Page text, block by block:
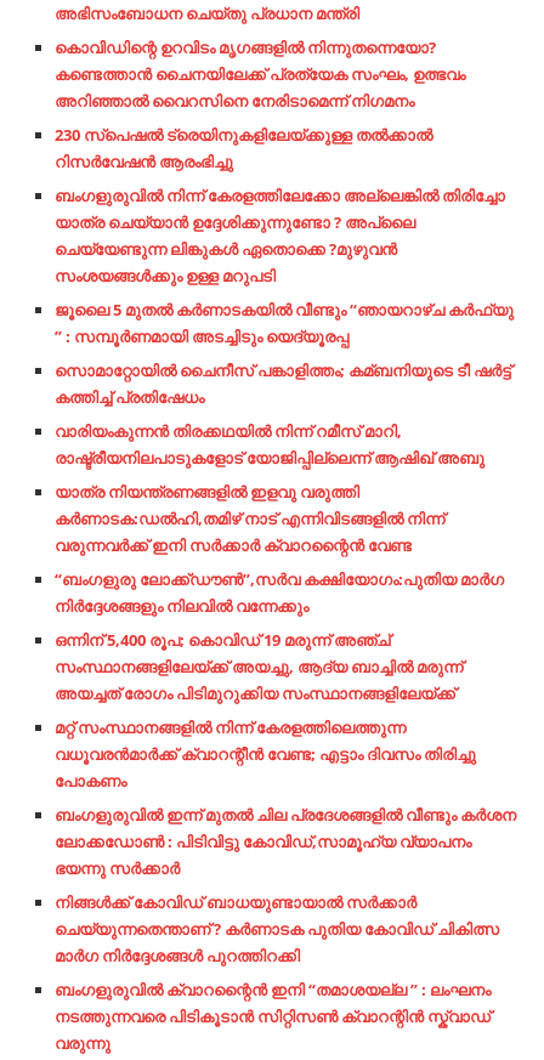
അഭിസംബോധന ചെയ്തു പ്രധാന മന്ത്രി
കൊവിഡിന്റെ ഉറവിടം മൃഗങ്ങളില്‍ നിന്നുതന്നെയോ?​
കണ്ടെത്താന്‍ ചൈനയിലേക്ക് പ്രത്യേക സംഘം,​ ഉത്ഭവം
അറിഞ്ഞാല്‍ വൈറസിനെ നേരിടാമെന്ന് നിഗമനം
230 സ്‌പെഷല്‍ ട്രെയിനുകളിലേയ്ക്കുള്ള തല്‍ക്കാല്‍
റിസര്‍വേഷന്‍ ആരംഭിച്ചു
ബംഗളുരുവിൽ നിന്ന് കേരളത്തിലേക്കോ അല്ലെങ്കിൽ തിരിച്ചോ
യാത്ര ചെയ്യാൻ ഉദ്ദേശിക്കുന്നുണ്ടോ ? അപ്ലൈ
ചെയ്യേണ്ടുന്ന ലിങ്കുകൾ ഏതൊക്കെ ?മുഴുവൻ
സംശയങ്ങൾക്കും ഉള്ള മറുപടി
ജൂലൈ 5 മുതൽ കർണാടകയിൽ വീണ്ടും “ഞായറാഴ്ച കർഫ്യു
” : സമ്പൂർണമായി അടച്ചിടും യെദ്യൂരപ്പ
സൊമാറ്റോയില്‍ ചൈനീസ്​ പങ്കാളിത്തം; കമ്ബനിയുടെ ടീ ഷര്‍ട്ട്​
കത്തിച്ച്‌​ പ്രതിഷേധം
വാരിയംകുന്നന്‍ തിരക്കഥയില്‍ നിന്ന് റമീസ് മാറി,
രാഷ്ട്രീയനിലപാടുകളോട് യോജിപ്പില്ലെന്ന് ആഷിഖ് അബു
യാത്ര നിയന്ത്രണങ്ങളിൽ ഇളവു വരുത്തി
കർണാടക:ഡൽഹി,തമിഴ് നാട് എന്നിവിടങ്ങളിൽ നിന്ന്
വരുന്നവർക്ക് ഇനി സർക്കാർ ക്വാറന്റൈൻ വേണ്ട
“ബംഗളുരു ലോക്ക്ഡൗൺ”,സർവ കക്ഷിയോഗം:പുതിയ മാർഗ
നിർദ്ദേശങ്ങളും നിലവിൽ വന്നേക്കും
ഒന്നിന് 5,400 രൂപ; കൊവിഡ് 19 മരുന്ന് അഞ്ച്
സംസ്ഥാനങ്ങളിലേയ്ക്ക് അയച്ചു, ആദ്യ ബാച്ചില്‍ മരുന്ന്
അയച്ചത് രോഗം പിടിമുറുക്കിയ സംസ്ഥാനങ്ങളിലേയ്ക്ക്
മറ്റ് സംസ്ഥാനങ്ങളില്‍ നിന്ന് കേരളത്തിലെത്തുന്ന
വധൂവരന്‍മാര്‍ക്ക് ക്വാറന്റീന്‍ വേണ്ട; എട്ടാം ദിവസം തിരിച്ചു
പോകണം
ബംഗളുരുവിൽ ഇന്ന് മുതൽ ചില പ്രദേശങ്ങളിൽ വീണ്ടും കർശന
ലോക്കഡോൺ : പിടിവിട്ടു കോവിഡ്,സാമൂഹ്യ വ്യാപനം
ഭയന്നു സർക്കാർ
നിങ്ങൾക്ക് കോവിഡ് ബാധയുണ്ടായാൽ സർക്കാർ
ചെയ്യുന്നതെന്താണ് ? കർണാടക പുതിയ കോവിഡ് ചികിത്സ
മാർഗ നിർദ്ദേശങ്ങൾ പുറത്തിറക്കി
ബംഗളുരുവിൽ ക്വാറന്റൈൻ ഇനി “തമാശയല്ല ” : ലംഘനം
നടത്തുന്നവരെ പിടികൂടാൻ സിറ്റിസൺ ക്വാറന്റിൻ സ്ക്വാഡ്
വരുന്നു